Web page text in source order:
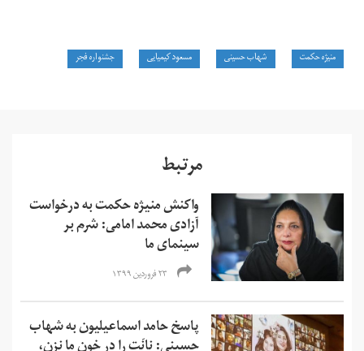
منیژه حکمت شهاب حسینی مسعود کیمیایی جشنواره فجر
مرتبط
واکنش منیژه حکمت به درخواست
آزادی محمد امامی: شرم بر
سینمای ما
۲۳ فروردین ۱۳۹۹
پاسخ حامد اسماعیلیون به شهاب